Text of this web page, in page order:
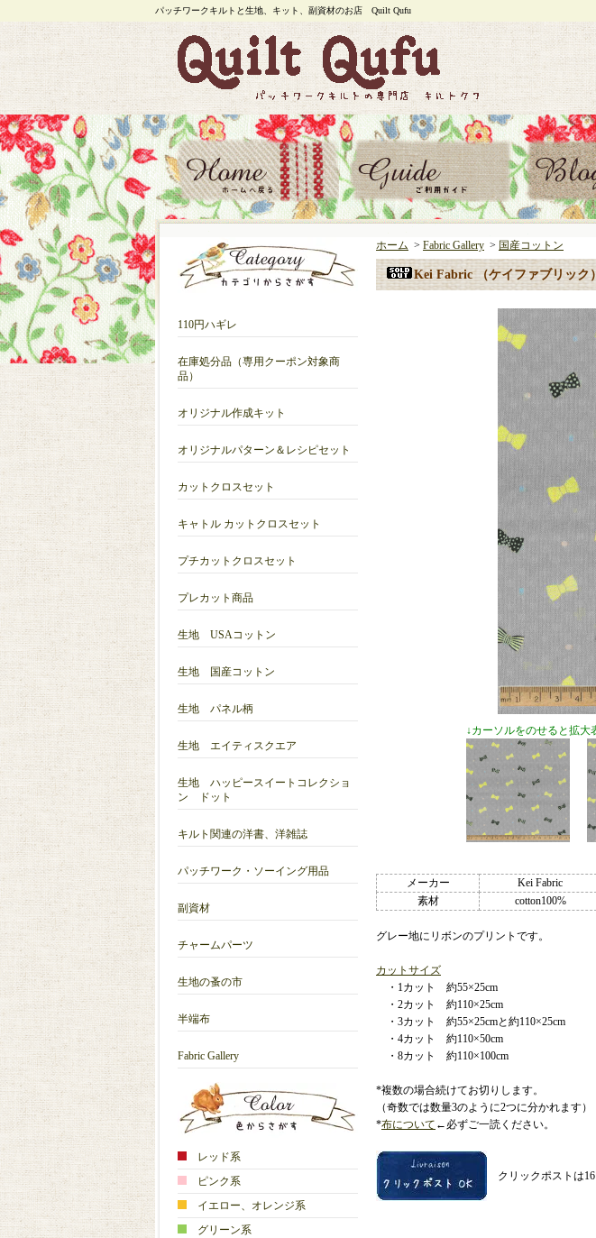
パッチワークキルトと生地、キット、副資材のお店 Quilt Qufu
110円ハギレ
在庫処分品（専用クーポン対象商
品）
オリジナル作成キット
オリジナルパターン＆レシピセット
カットクロスセット
キャトル カットクロスセット
プチカットクロスセット
プレカット商品
生地 USAコットン
生地 国産コットン
生地 パネル柄
生地 エイティスクエア
生地 ハッピースイートコレクショ
ン ドット
キルト関連の洋書、洋雑誌
パッチワーク・ソーイング用品
副資材
チャームパーツ
生地の蚤の市
半端布
Fabric Gallery
レッド系
ピンク系
イエロー、オレンジ系
グリーン系
ホーム > Fabric Gallery > 国産コットン
Kei Fabric （ケイファブリック
↓カーソルをのせると拡大
メーカー
Kei Fabric
素材
cotton100%
グレー地にリボンのプリントです。
カットサイズ
・1カット 約55×25cm
・2カット 約110×25cm
・3カット 約55×25cmと約110×25cm
・4カット 約110×50cm
・8カット 約110×100cm
*複数の場合続けてお切りします。
（奇数では数量3のように2つに分かれます）
*布について ←必ずご一読ください。
クリックポストは16